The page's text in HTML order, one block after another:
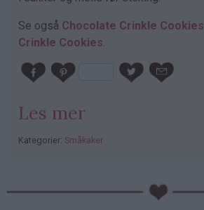
Se også Chocolate Crinkle Cookies
Crinkle Cookies.
Les mer
Kategorier: Småkaker
PubGalaxy